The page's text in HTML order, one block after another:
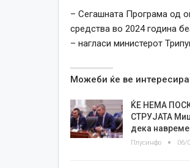
– Сегашната Програма од
средства во 2024 година
– нагласи министерот
Можеби ќе ве интересира
ЌЕ НЕМА
СТРУЈАТА
дека
Плусинфо 06/